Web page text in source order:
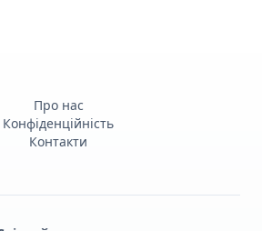
Про нас
Конфіденційність
Контакти